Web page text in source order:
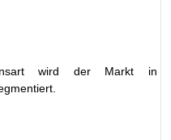
wird der Markt in